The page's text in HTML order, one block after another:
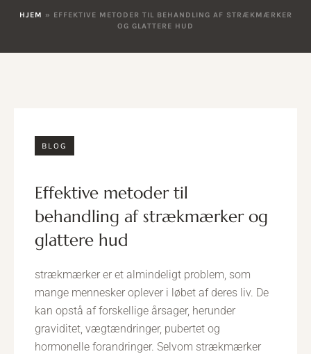
HJEM » EFFEKTIVE METODER TIL BEHANDLING AF STRÆKMÆRKER
OG GLATTERE HUD
BLOG
effektive metoder til
behandling af strækmærker og
glattere hud
strækmærker er et almindeligt problem, som
mange mennesker oplever i løbet af deres liv. De
kan opstå af forskellige årsager, herunder
graviditet, vægtændringer, pubertet og
hormonelle forandringer. Selvom strækmærker